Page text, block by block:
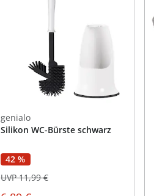
genialo
Silikon WC-Bürste schwarz
42 %
UVP 11,99 €